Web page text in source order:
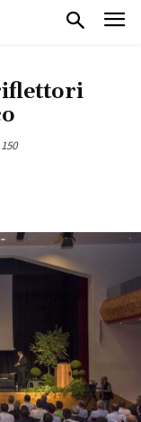
150